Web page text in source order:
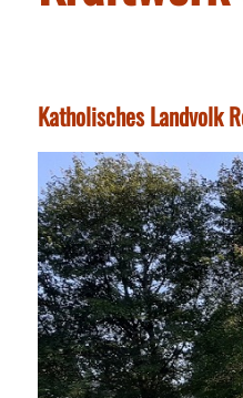
Katholisches Landvolk